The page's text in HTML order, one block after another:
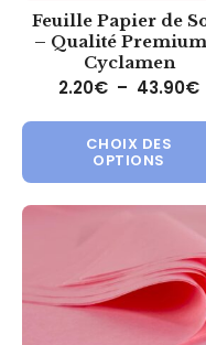
Feuille Papier de
– Qualité
Cyclamen
2.20€ – 43.90€
CHOIX DES
OPTIONS